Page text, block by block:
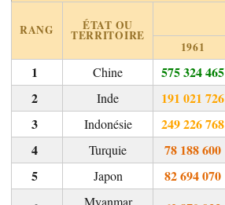
RANG ÉTAT OU
TERRITOIRE
1961
Chine 575 324 465
Inde 191 021 726
Indonésie 249 226 768
Turquie 78 188 600
Japon 82 694 070
Myanmar